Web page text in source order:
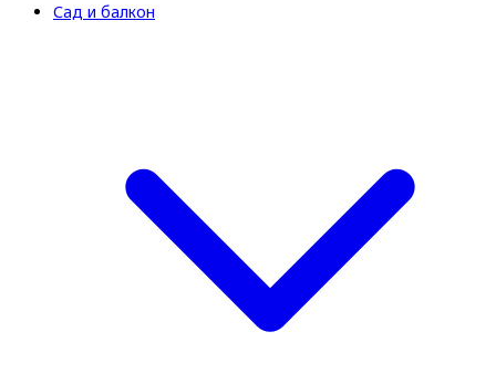
Сад и балкон